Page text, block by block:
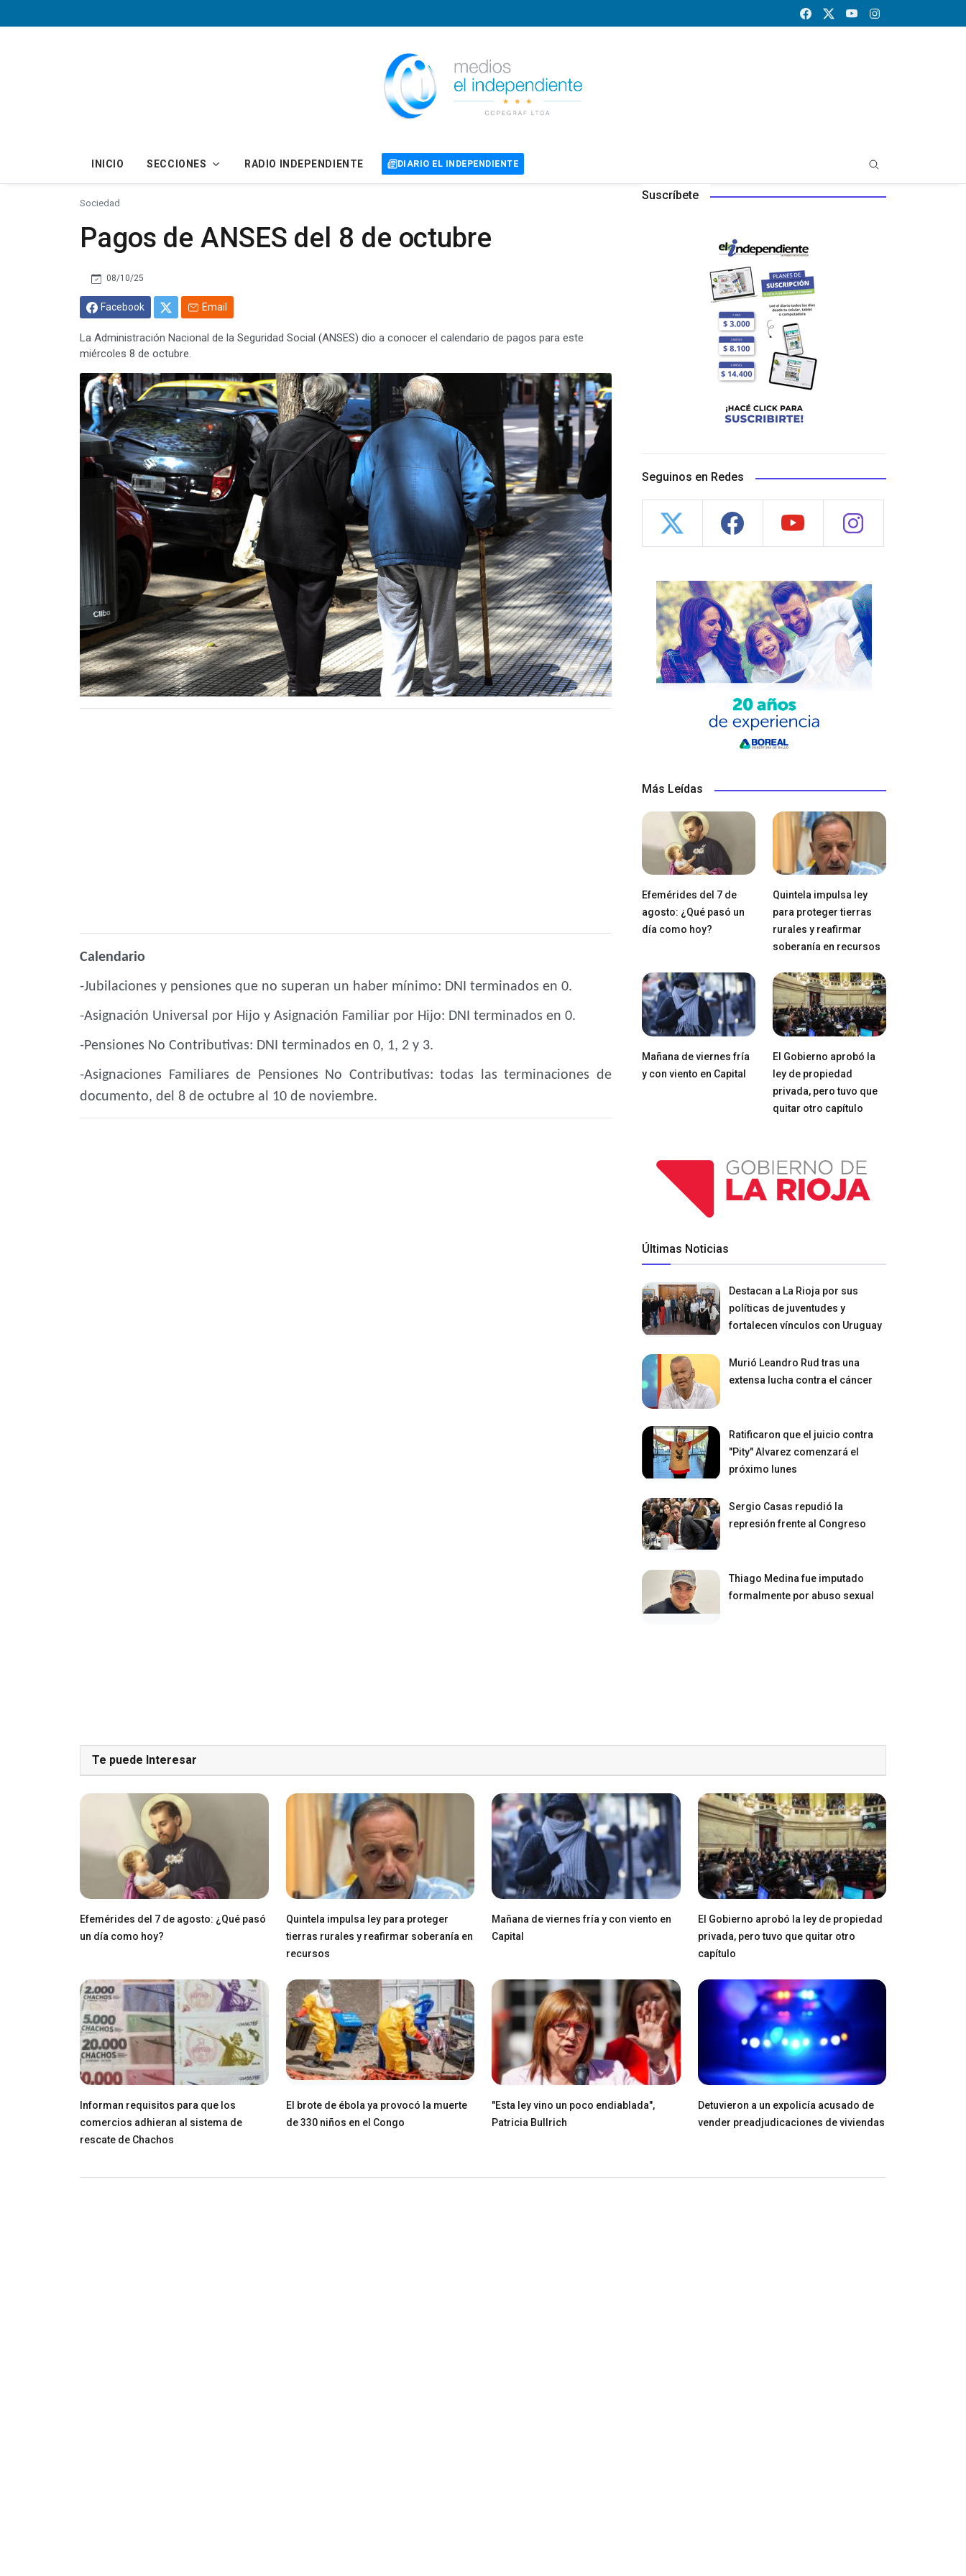
INICIO SECCIONES RADIO INDEPENDIENTE DIARIO EL INDEPENDIENTE
Sociedad
Pagos de ANSES del 8 de octubre
08/10/25
Facebook Email
La Administración Nacional de la Seguridad Social (ANSES) dio a conocer el calendario de pagos para este
miércoles 8 de octubre.
Calendario
-Jubilaciones y pensiones que no superan un haber mínimo: DNI terminados en 0.
-Asignación Universal por Hijo y Asignación Familiar por Hijo: DNI terminados en 0.
-Pensiones No Contributivas: DNI terminados en 0, 1, 2 y 3.
-Asignaciones Familiares de Pensiones No Contributivas: todas las terminaciones de
documento, del 8 de octubre al 10 de noviembre.
Suscríbete
Seguinos en Redes
Más Leídas
Efemérides del 7 de
agosto: ¿Qué pasó un
día como hoy?
Quintela impulsa ley
para proteger tierras
rurales y reafirmar
soberanía en recursos
Mañana de viernes fría
y con viento en Capital
El Gobierno aprobó la
ley de propiedad
privada, pero tuvo que
quitar otro capítulo
Últimas Noticias
Destacan a La Rioja por sus
políticas de juventudes y
fortalecen vínculos con Uruguay
Murió Leandro Rud tras una
extensa lucha contra el cáncer
Ratificaron que el juicio contra
"Pity" Alvarez comenzará el
próximo lunes
Sergio Casas repudió la
represión frente al Congreso
Thiago Medina fue imputado
formalmente por abuso sexual
Te puede Interesar
Efemérides del 7 de agosto: ¿Qué pasó
un día como hoy?
Quintela impulsa ley para proteger
tierras rurales y reafirmar soberanía en
recursos
Mañana de viernes fría y con viento en
Capital
El Gobierno aprobó la ley de propiedad
privada, pero tuvo que quitar otro
capítulo
Informan requisitos para que los
comercios adhieran al sistema de
rescate de Chachos
El brote de ébola ya provocó la muerte
de 330 niños en el Congo
"Esta ley vino un poco endiablada",
Patricia Bullrich
Detuvieron a un expolicía acusado de
vender preadjudicaciones de viviendas